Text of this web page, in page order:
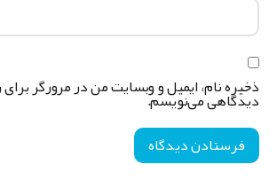
نام، ایمیل و وبسایت من در مرورگر برای
می‌نویسم.